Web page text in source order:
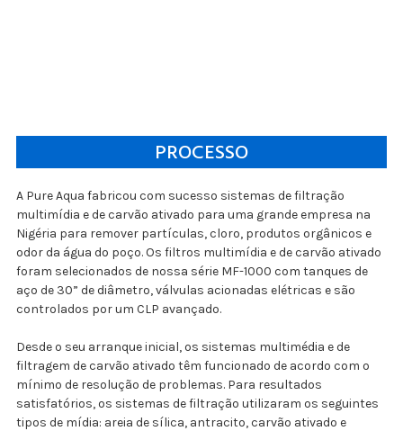
PROCESSO
A Pure Aqua fabricou com sucesso sistemas de filtração
multimídia e de carvão ativado para uma grande empresa na
Nigéria para remover partículas, cloro, produtos orgânicos e
odor da água do poço. Os filtros multimídia e de carvão ativado
foram selecionados de nossa série MF-1000 com tanques de
aço de 30” de diâmetro, válvulas acionadas elétricas e são
controlados por um CLP avançado.
Desde o seu arranque inicial, os sistemas multimédia e de
filtragem de carvão ativado têm funcionado de acordo com o
mínimo de resolução de problemas. Para resultados
satisfatórios, os sistemas de filtração utilizaram os seguintes
tipos de mídia: areia de sílica, antracito, carvão ativado e